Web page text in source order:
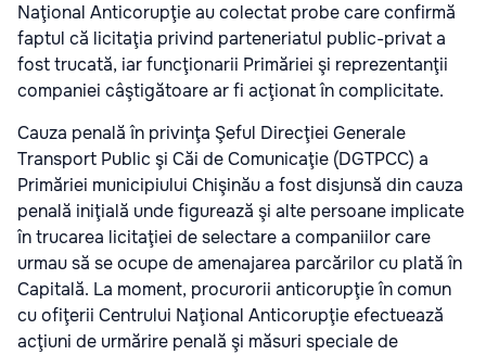
Naţional Anticorupţie au colectat probe care confirmă
faptul că licitaţia privind parteneriatul public-privat a
fost trucată, iar funcţionarii Primăriei şi reprezentanţii
companiei câştigătoare ar fi acţionat în complicitate.
Cauza penală în privinţa Şeful Direcţiei Generale
Transport Public şi Căi de Comunicaţie (DGTPCC) a
Primăriei municipiului Chişinău a fost disjunsă din cauza
penală iniţială unde figurează şi alte persoane implicate
în trucarea licitaţiei de selectare a companiilor care
urmau să se ocupe de amenajarea parcărilor cu plată în
Capitală. La moment, procurorii anticorupţie în comun
cu ofiţerii Centrului Naţional Anticorupţie efectuează
acţiuni de urmărire penală şi măsuri speciale de